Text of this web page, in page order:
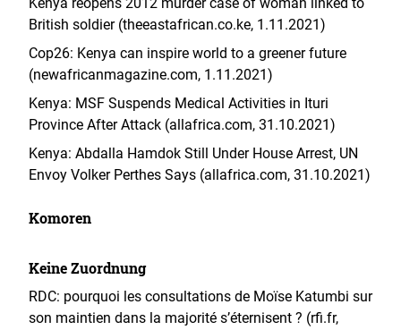
British soldier (theeastafrican.co.ke, 1.11.2021)
Cop26: Kenya can inspire world to a greener future
(newafricanmagazine.com, 1.11.2021)
Kenya: MSF Suspends Medical Activities in Ituri
Province After Attack (allafrica.com, 31.10.2021)
Kenya: Abdalla Hamdok Still Under House Arrest, UN
Envoy Volker Perthes Says (allafrica.com, 31.10.2021)
Komoren
Keine Zuordnung
RDC: pourquoi les consultations de Moïse Katumbi sur
son maintien dans la majorité s’éternisent ? (rfi.fr,